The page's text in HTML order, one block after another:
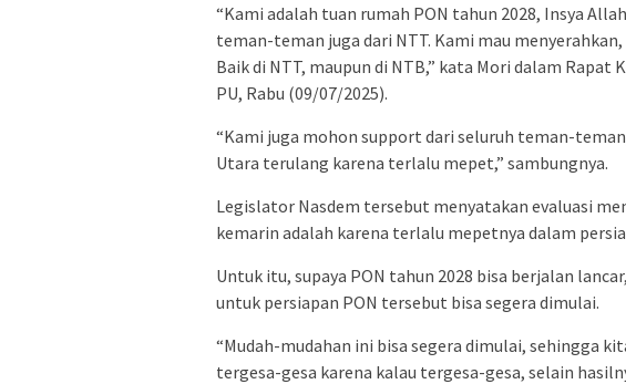
“Kami adalah tuan rumah PON tahun 2028, Insya
teman-teman juga dari NTT. Kami mau
Baik di NTT, maupun di NTB,” kata Mori dalam Rapat
PU, Rabu (09/07/2025).
“Kami juga mohon support dari seluruh teman-
Utara terulang karena terlalu mepet,” sambungnya.
Legislator Nasdem tersebut menyatakan evaluasi
kemarin adalah karena terlalu mepetnya dalam
Untuk itu, supaya PON tahun 2028 bisa berjalan
untuk persiapan PON tersebut bisa segera dimulai.
“Mudah-mudahan ini bisa segera dimulai, sehingga
tergesa-gesa karena kalau tergesa-gesa, selain